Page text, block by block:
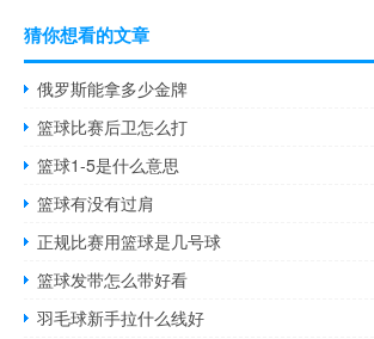
猜你想看的文章
俄罗斯能拿多少金牌
篮球比赛后卫怎么打
篮球1-5是什么意思
篮球有没有过肩
正规比赛用篮球是几号球
篮球发带怎么带好看
羽毛球新手拉什么线好